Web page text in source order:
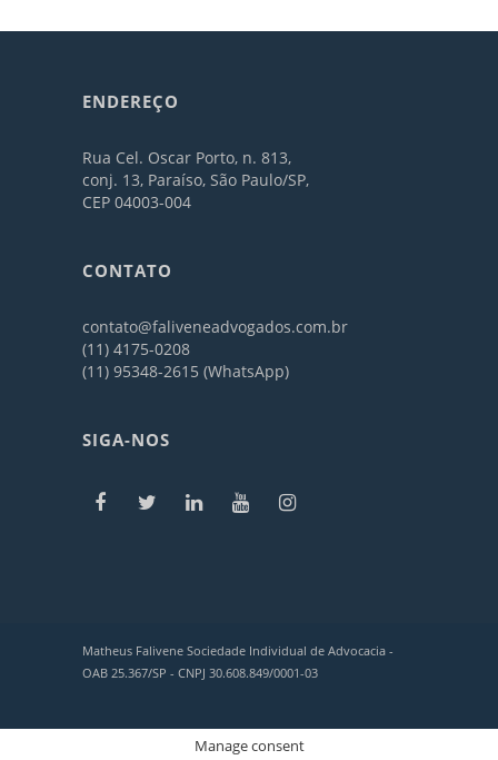
ENDEREÇO
Rua Cel. Oscar Porto, n. 813,
conj. 13, Paraíso, São Paulo/SP,
CEP 04003-004
CONTATO
contato@faliveneadvogados.com.br
(11) 4175-0208
(11) 95348-2615 (WhatsApp)
SIGA-NOS
Matheus Falivene Sociedade Individual de Advocacia -
OAB 25.367/SP - CNPJ 30.608.849/0001-03
Manage consent